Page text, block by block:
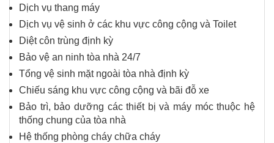
Dịch vụ thang máy
Dịch vụ vệ sinh ở các khu vực công cộng và Toilet
Diệt côn trùng định kỳ
Bảo vệ an ninh tòa nhà 24/7
Tổng vệ sinh mặt ngoài tòa nhà định kỳ
Chiếu sáng khu vực công cộng và bãi đỗ xe
Bảo trì, bảo dưỡng các thiết bị và máy móc thuộc hệ
thống chung của tòa nhà
Hệ thống phòng cháy chữa cháy